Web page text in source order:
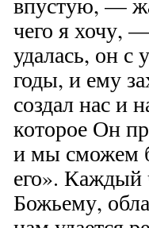
чего я хочу,
удалась, он с
годы, и ему
создал нас и
которое Он
и мы сможем
его». Каждый
Божьему,